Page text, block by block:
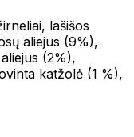
lašišos
aliejus (9%),
(2%),
katžolė (1 %),